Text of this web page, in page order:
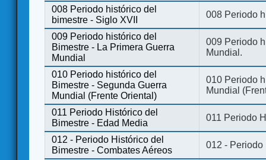
008 Periodo histórico del
bimestre - Siglo XVII
008 Periodo
009 Periodo histórico del
Bimestre - La Primera Guerra
Mundial
009 Periodo
Mundial.
010 Periodo histórico del
Bimestre - Segunda Guerra
Mundial (Frente Oriental)
010 Periodo
Mundial
011 Periodo Histórico del
Bimestre - Edad Media
011 Periodo
012 - Periodo Histórico del
Bimestre - Combates Aéreos
012 - Periodo